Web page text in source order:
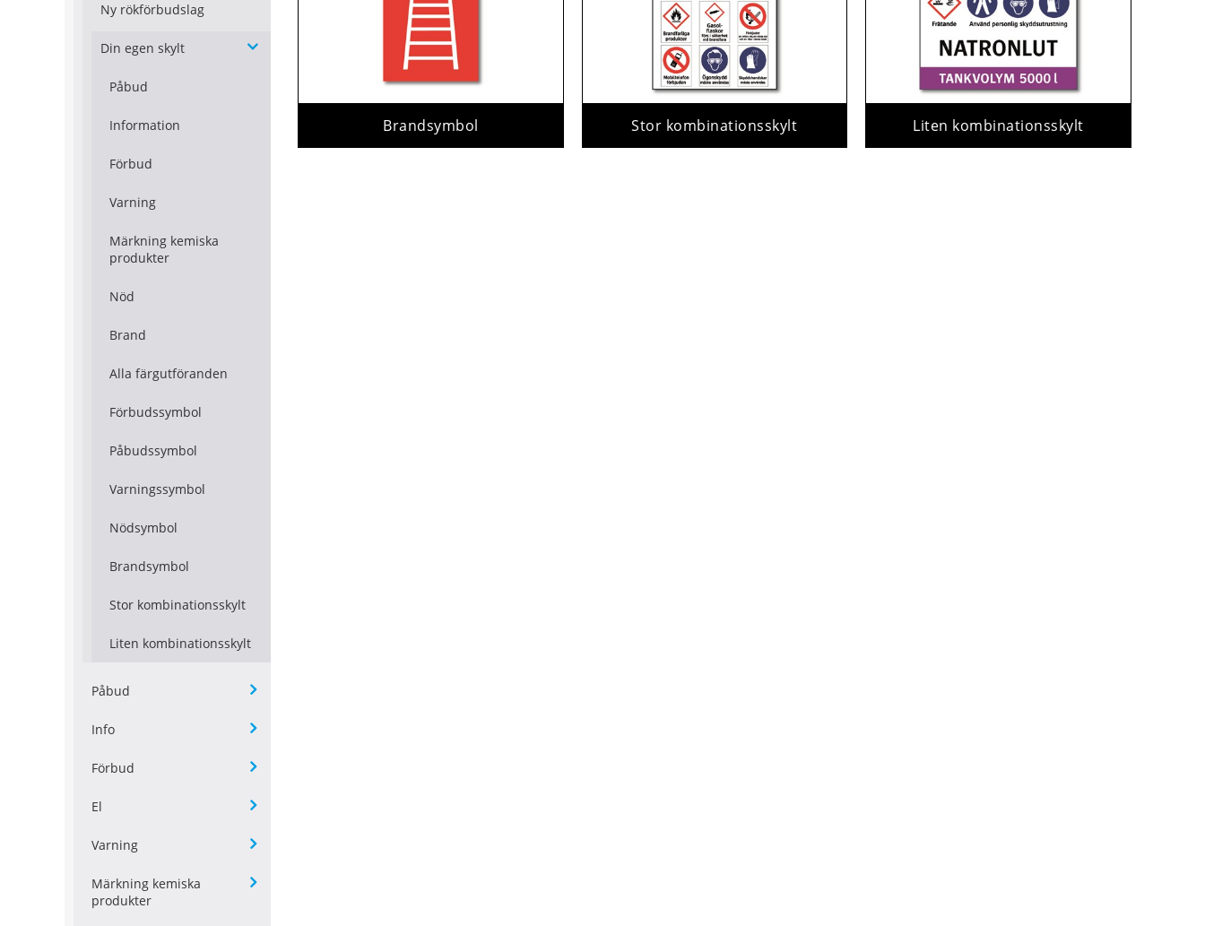
Ny rökförbudslag
Din egen skylt
Påbud
Information
Förbud
Varning
Märkning kemiska
produkter
Nöd
Brand
Alla färgutföranden
Förbudssymbol
Påbudssymbol
Varningssymbol
Nödsymbol
Brandsymbol
Stor kombinationsskylt
Liten kombinationsskylt
Påbud
Info
Förbud
El
Varning
Märkning kemiska
produkter
Brandsymbol Stor kombinationsskylt Liten kombinationsskylt